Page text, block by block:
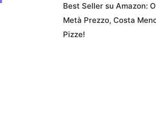
Best Seller su Amazon:
Metà Prezzo, Costa
Pizze!